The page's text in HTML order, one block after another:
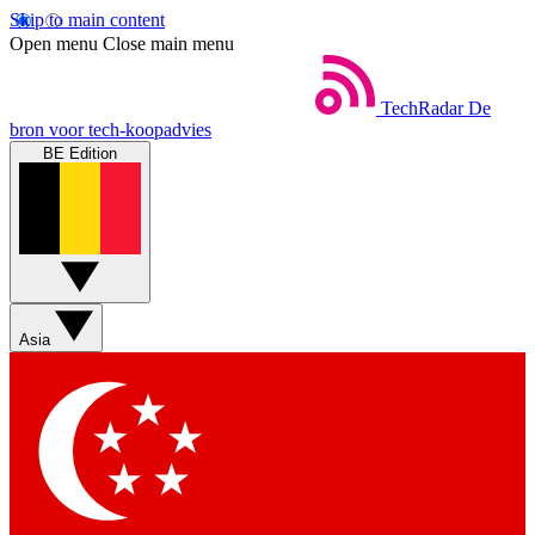
Skip to main content
Open menu Close main menu
TechRadar De
bron voor tech-koopadvies
BE Edition
Asia